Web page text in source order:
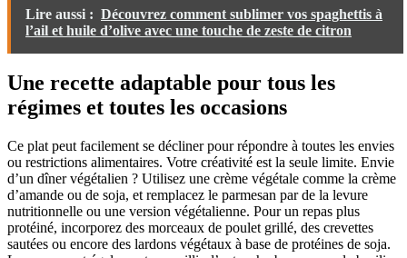
Lire aussi : Découvrez comment sublimer vos spaghettis à
l’ail et huile d’olive avec une touche de zeste de citron
Une recette adaptable pour tous les
régimes et toutes les occasions
Ce plat peut facilement se décliner pour répondre à toutes les envies
ou restrictions alimentaires. Votre créativité est la seule limite. Envie
d’un dîner végétalien ? Utilisez une crème végétale comme la crème
d’amande ou de soja, et remplacez le parmesan par de la levure
nutritionnelle ou une version végétalienne. Pour un repas plus
protéiné, incorporez des morceaux de poulet grillé, des crevettes
sautées ou encore des lardons végétaux à base de protéines de soja.